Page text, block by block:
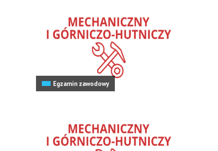
Egzamin zawodowy